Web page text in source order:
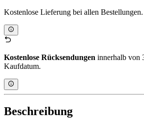
Kostenlose Lieferung bei allen Bestellungen.
Kostenlose Rücksendungen innerhalb von
Kaufdatum.
Beschreibung